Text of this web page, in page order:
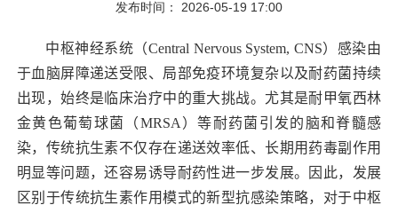
发布时间： 2026-05-19 17:00
中枢神经系统（Central Nervous System, CNS）感染由
于血脑屏障递送受限、局部免疫环境复杂以及耐药菌持续
出现，始终是临床治疗中的重大挑战。尤其是耐甲氧西林
金黄色葡萄球菌（MRSA ）等耐药菌引发的脑和脊髓感
染，传统抗生素不仅存在递送效率低、长期用药毒副作用
明显等问题，还容易诱导耐药性进一步发展。因此，发展
区别于传统抗生素作用模式的新型抗感染策略，对于中枢